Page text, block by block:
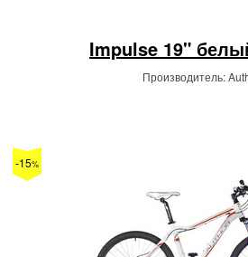
Impulse 19"
Производитель:
-15%